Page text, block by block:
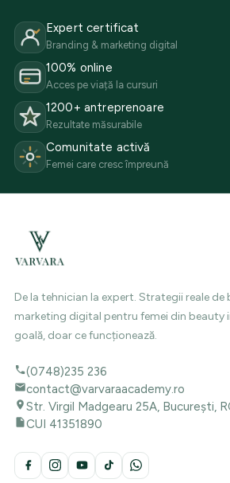
Expert certificat
Branding & marketing digital
100% online
Acces pe viață la cursuri
1200+ antreprenoare
Rezultate măsurabile
Comunitate activă
Femei care cresc împreună
De la tehnician la expert. Strategii reale
marketing digital pentru femei din
goală, doar ce funcționează.
(0748)235 236
contact@varvaraacademy.ro
Str. Virgil Madgearu 25A, București,
CUI 41351890